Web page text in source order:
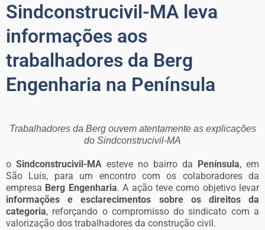
Sindconstrucivil-MA leva
informações aos
trabalhadores da Berg
Engenharia na Península
Trabalhadores da Berg ouvem atentamente as explicações
do Sindconstrucivil-MA
o Sindconstrucivil-MA esteve no bairro da Península, em
São Luís, para um encontro com os colaboradores da
empresa Berg Engenharia. A ação teve como objetivo levar
informações e esclarecimentos sobre os direitos da
categoria, reforçando o compromisso do sindicato com a
valorização dos trabalhadores da construção civil.